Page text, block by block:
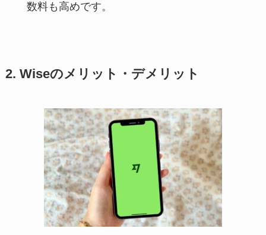
数料も高めです。
2. Wiseのメリット・デメリット